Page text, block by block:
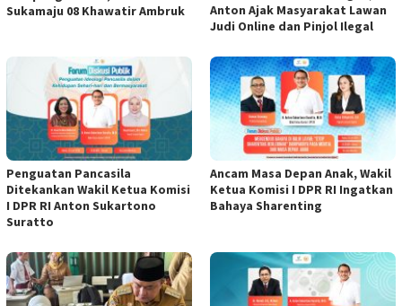
Sukamaju 08 Khawatir Ambruk
Anton Ajak Masyarakat Lawan
Judi Online dan Pinjol Ilegal
Penguatan Pancasila
Ditekankan Wakil Ketua Komisi
I DPR RI Anton Sukartono
Suratto
Ancam Masa Depan Anak, Wakil
Ketua Komisi I DPR RI Ingatkan
Bahaya Sharenting